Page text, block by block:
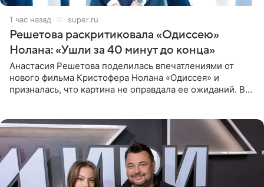
1 час назад super.ru
Решетова раскритиковала «Одиссею»
Нолана: «Ушли за 40 минут до конца»
Анастасия Решетова поделилась впечатлениями от
нового фильма Кристофера Нолана «Одиссея» и
призналась, что картина не оправдала ее ожиданий. В